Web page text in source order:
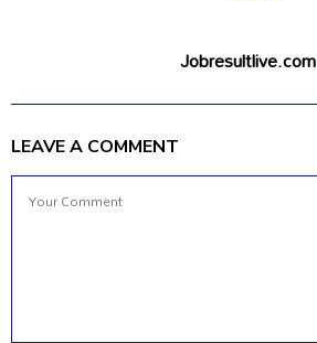
Jobresultlive.com
LEAVE A COMMENT